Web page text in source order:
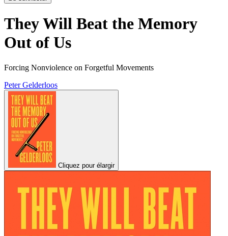
They Will Beat the Memory
Out of Us
Forcing Nonviolence on Forgetful Movements
Peter Gelderloos
Cliquez pour élargir